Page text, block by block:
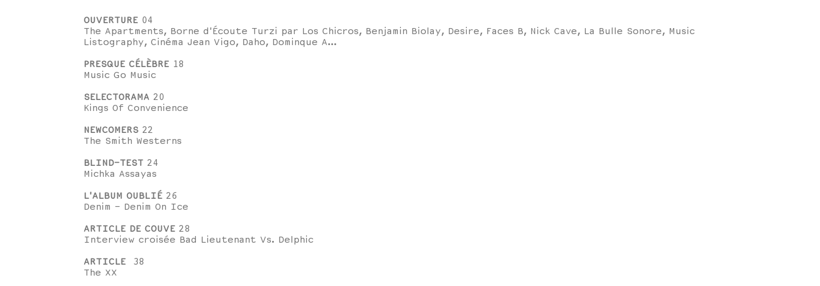
OUVERTURE 04
The Apartments, Borne d'Écoute Turzi par Los Chicros, Benjamin Biolay, Desire, Faces B, Nick Cave, La Bulle Sonore, Music
Listography, Cinéma Jean Vigo, Daho, Dominque A...
PRESQUE CÉLÈBRE 18
Music Go Music
SELECTORAMA 20
Kings Of Convenience
NEWCOMERS 22
The Smith Westerns
BLIND-TEST 24
Michka Assayas
L'ALBUM OUBLIÉ 26
Denim - Denim On Ice
ARTICLE DE COUVE 28
Interview croisée Bad Lieutenant Vs. Delphic
ARTICLE 38
The XX